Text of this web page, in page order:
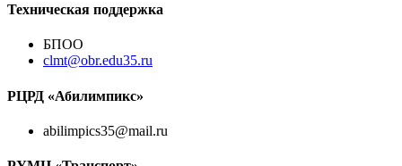
Техническая поддержка
БПОО
clmt@obr.edu35.ru
РЦРД «Абилимпикс»
abilimpics35@mail.ru